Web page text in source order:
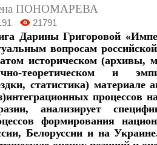
ПОНОМАРЕВА
21791
Дарины Григоровой
вопросам
историческом (архивы,
теоретическом и
статистика) материале
процессов
анализирует
формирования
Белоруссии и на